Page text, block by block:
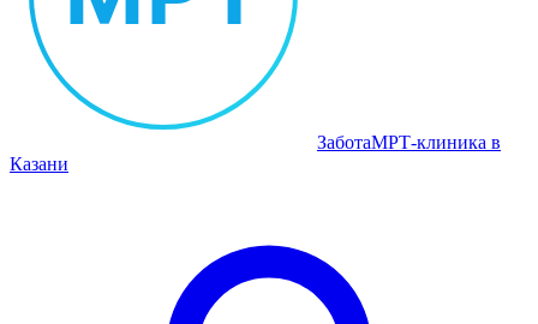
ЗаботаМРТ‑клиника в
Казани